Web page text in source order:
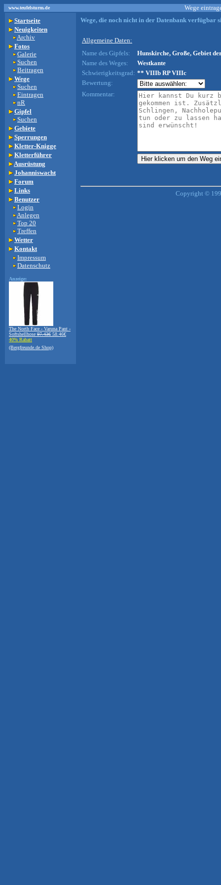
www.teufelsturm.de
Wege
Startseite
Neuigkeiten
Archiv
Fotos
Galerie
Suchen
Beitragen
Wege
Suchen
Eintragen
nR
Gipfel
Suchen
Gebiete
Sperrungen
Kletter-Knigge
Kletterführer
Ausrüstung
Johanniswacht
Forum
Links
Benutzer
Login
Anlegen
Top 20
Treffen
Wetter
Kontakt
Impressum
Datenschutz
Anzeige:
The North Face - Varuna Pant -
Softshellhose 97.43€ 58.46€
40% Rabatt
(Bergfreunde.de Shop)
Wege, die noch nicht in der Datenbank verfügbar
Allgemeine Daten:
Name des Gipfels:
Hunskirche, Große, Gebiet
Name des Weges:
Westkante
Schwierigkeitsgrad: ** VIIIb RP VIIIc
Bewertung:
Kommentar:
Copyright ©